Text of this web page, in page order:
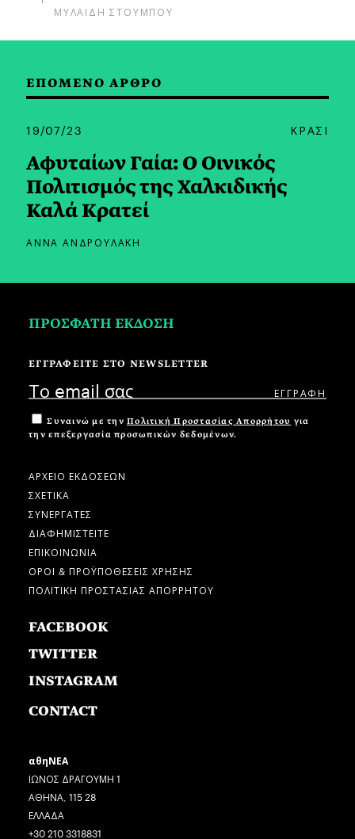
ΜΥΛΑΙΔΗ ΣΤΟΥΜΠΟΥ
ΕΠΟΜΕΝΟ ΑΡΘΡΟ
19/07/23 ΚΡΑΣΙ
Αφυταίων Γαία: Ο Οινικός
Πολιτισμός της Χαλκιδικής
Καλά Κρατεί
ΑΝΝΑ ΑΝΔΡΟΥΛΑΚΗ
ΠΡΟΣΦΑΤΗ ΕΚΔΟΣΗ
ΕΓΓΡΑΦΕΙΤΕ ΣΤΟ NEWSLETTER
Συναινώ με την Πολιτική Προστασίας Απορρήτου για
την επεξεργασία προσωπικών δεδομένων.
ΑΡΧΕΙΟ ΕΚΔΟΣΕΩΝ
ΣΧΕΤΙΚΑ
ΣΥΝΕΡΓΑΤΕΣ
ΔΙΑΦΗΜΙΣΤΕΙΤΕ
ΕΠΙΚΟΙΝΩΝΙΑ
ΟΡΟΙ & ΠΡΟΫΠΟΘΕΣΕΙΣ ΧΡΗΣΗΣ
ΠΟΛΙΤΙΚΗ ΠΡΟΣΤΑΣΙΑΣ ΑΠΟΡΡΗΤΟΥ
FACEBOOK
TWITTER
INSTAGRAM
CONTACT
αθηΝΕΑ
ΙΩΝΟΣ ΔΡΑΓΟΥΜΗ 1
ΑΘΗΝΑ, 115 28
ΕΛΛΑΔΑ
+30 210 3318831